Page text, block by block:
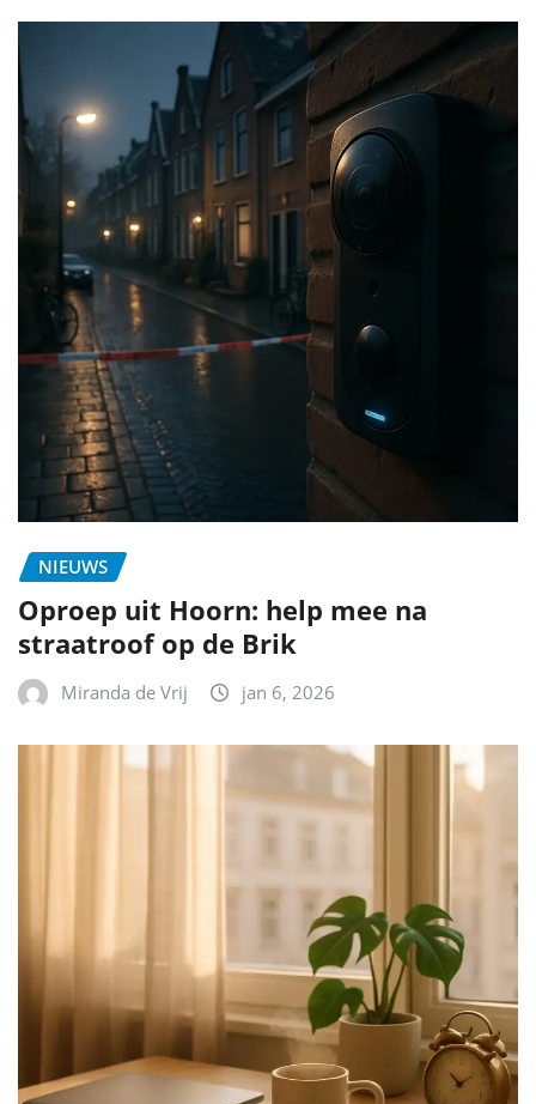
NIEUWS
Oproep uit Hoorn: help mee na
straatroof op de Brik
Miranda de Vrij jan 6, 2026